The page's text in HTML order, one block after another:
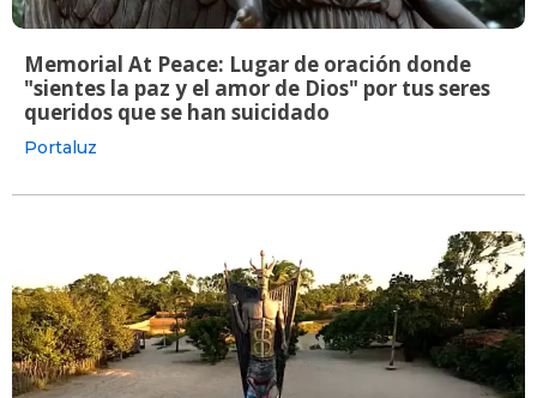
Memorial At Peace: Lugar de oración donde
"sientes la paz y el amor de Dios" por tus seres
queridos que se han suicidado
Portaluz